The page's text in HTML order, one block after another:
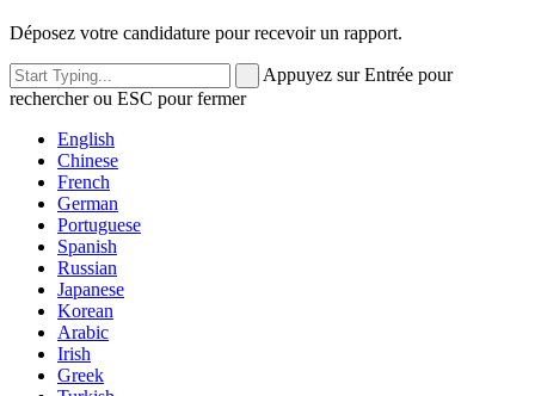
Déposez votre candidature pour recevoir un rapport.
Appuyez sur Entrée pour
rechercher ou ESC pour fermer
English
Chinese
French
German
Portuguese
Spanish
Russian
Japanese
Korean
Arabic
Irish
Greek